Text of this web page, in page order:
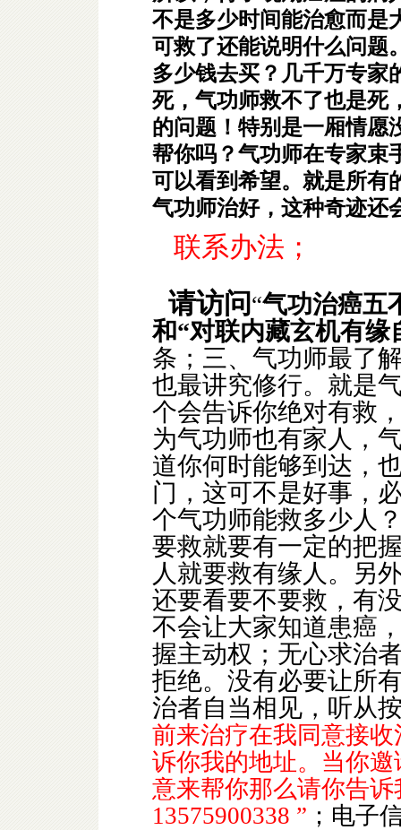
不是多少时间能治愈而是
可救了还能说明什么问题
多少钱去买？几千万专家
死，气功师救不了也是死
的问题！特别是一厢情愿
帮你吗？气功师在专家束
可以看到希望。就是所有
气功师治好，这种奇迹还
联系办法 ；
请访问 “气功治癌五
和“对联内藏玄机有缘
条； 三、气功师最了
也最讲究修行。就是
个会告诉你绝对有救
为气功师也有家人，
道你何时能够到达，
门，这可不是好事，
个气功师能救多少人
要救就要有一定的把
人就要救有缘人。另
还要看要不要救，有
不会让大家知道患癌
握主动权；无心求治
拒绝。没有必要让所
治者自当相见，听从
前来治疗在我同意接
诉你我的地址。当你
意来帮你那么请你告
13575900338 ” ；电子